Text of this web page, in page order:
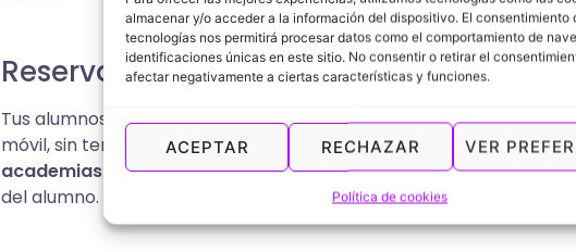
almacenar y/o acceder a la información del dispositivo. El consentimiento
tecnologías nos permitirá procesar datos como el comportamiento de
identificaciones únicas en este sitio. No consentir o retirar el
afectar negativamente a ciertas características y funciones.
ACEPTAR RECHAZAR VER
Política de cookies
Reservas online academia de baile
Tus alumnos quieren poder reservar su plaza y pagar en cualquier
móvil, sin tener que llamar ni esperar respuesta por WhatsApp.
academias de bailereducen las cancelaciones de última hora y
del alumno.